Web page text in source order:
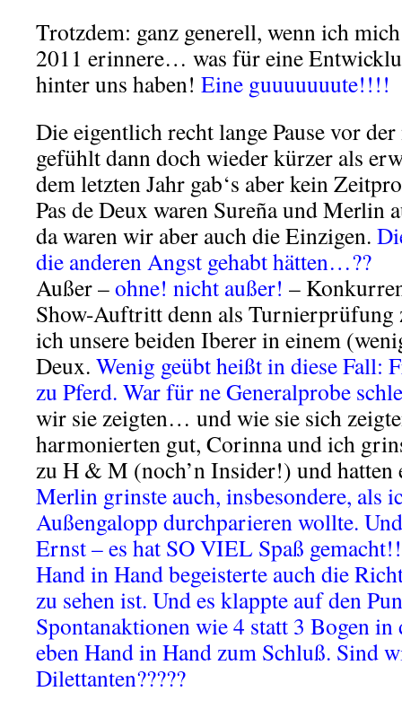
Trotzdem: ganz generell, wenn ich
2011 erinnere… was für eine
hinter uns haben! Eine guuuuuuute!!!!
Die eigentlich recht lange Pause vor
gefühlt dann doch wieder kürzer als
dem letzten Jahr gab‘s aber kein
Pas de Deux waren Sureña und
da waren wir aber auch die Einzigen.
die anderen Angst gehabt hätten…??
Außer–ohne! nicht außer! –
Show-Auftritt denn als Turnierprüfung
ich unsere beiden Iberer in einem
Deux. Wenig geübt heißt in diese Fall:
zu Pferd. War für ne Generalprobe
wir sie zeigten… und wie sie sich
harmonierten gut, Corinna und ich
zu H & M (noch’n Insider!) und hatten
Merlin grinste auch, insbesondere, als
Außengalopp durchparieren wollte.
Ernst – es hat SO VIEL Spaß
Hand in Hand begeisterte auch die
zu sehen ist. Und es klappte auf den
Spontanaktionen wie 4 statt 3 Bogen
eben Hand in Hand zum Schluß. Sind
Dilettanten?????